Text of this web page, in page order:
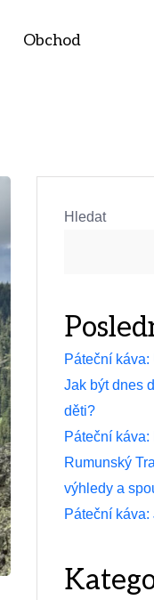
Obchod
Hledat
Páteční
Jak být dnes
děti?
Páteční káva:
Rumunský
výhledy a
Páteční káva: